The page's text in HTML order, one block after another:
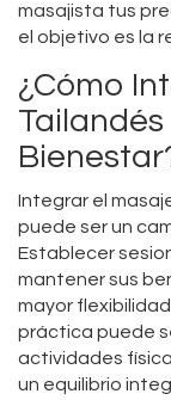
masajista tus
el objetivo es la
¿Cómo
Integrar el
puede ser un
Establecer
mantener sus
mayor
práctica puede
actividades
un equilibrio